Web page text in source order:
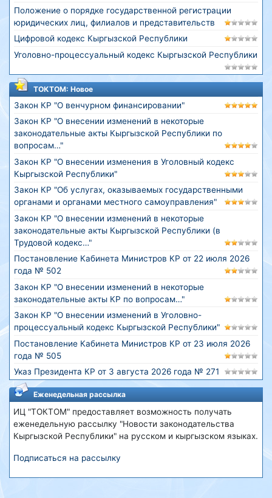
Положение о порядке государственной регистрации
юридических лиц, филиалов и представительств
Цифровой кодекс Кыргызской Республики
Уголовно-процессуальный кодекс Кыргызской Республики
ТОКТОМ: Новое
Закон КР "О венчурном финансировании"
Закон КР "О внесении изменений в некоторые
законодательные акты Кыргызской Республики по
вопросам…"
Закон КР "О внесении изменения в Уголовный кодекс
Кыргызской Республики"
Закон КР "Об услугах, оказываемых государственными
органами и органами местного самоуправления"
Закон КР "О внесении изменений в некоторые
законодательные акты Кыргызской Республики (в
Трудовой кодекс…"
Постановление Кабинета Министров КР от 22 июля 2026
года № 502
Закон КР "О внесении изменений в некоторые
законодательные акты КР по вопросам…"
Закон КР "О внесении изменений в Уголовно-
процессуальный кодекс Кыргызской Республики"
Постановление Кабинета Министров КР от 23 июля 2026
года № 505
Указ Президента КР от 3 августа 2026 года № 271
Еженедельная рассылка
ИЦ "ТОКТОМ" предоставляет возможность получать
еженедельную рассылку "Новости законодательства
Кыргызской Республики" на русском и кыргызском языках.
Подписаться на рассылку